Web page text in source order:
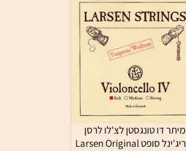
מיתר דו טונגסטן לצ'לו לרסן
אוריג'ינל סופט Larsen Original